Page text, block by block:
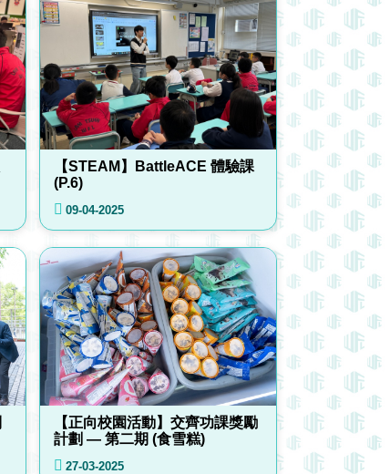
【STEAM】BattleACE 體驗課
(P.6)
09-04-2025
【正向校園活動】交齊功課獎勵
計劃 — 第二期 (食雪糕)
27-03-2025